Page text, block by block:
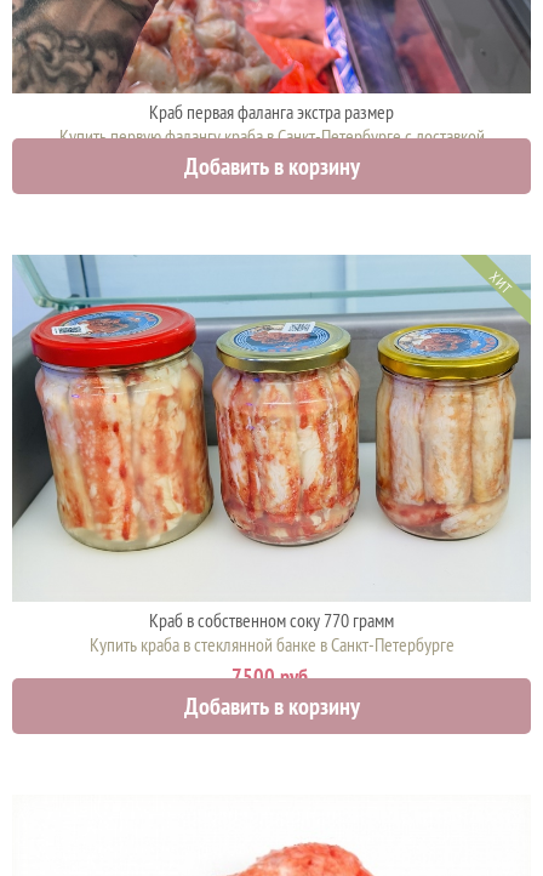
Краб первая фаланга экстра размер
Купить первую фалангу краба в Санкт-Петербурге с доставкой
12000 руб.
Добавить в корзину
ХИТ
Краб в собственном соку 770 грамм
Купить краба в стеклянной банке в Санкт-Петербурге
7500 руб.
Добавить в корзину